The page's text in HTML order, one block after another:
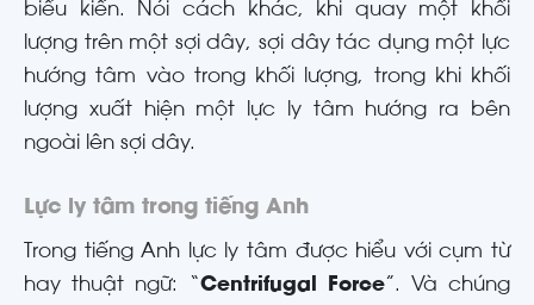
biểu kiến. Nói cách khác, khi quay một khối
lượng trên một sợi dây, sợi dây tác dụng một lực
hướng tâm vào trong khối lượng, trong khi khối
lượng xuất hiện một lực ly tâm hướng ra bên
ngoài lên sợi dây.
Lực ly tâm trong tiếng Anh
Trong tiếng Anh lực ly tâm được hiểu với cụm từ
hay thuật ngữ: “ Centrifugal Force”. Và chúng